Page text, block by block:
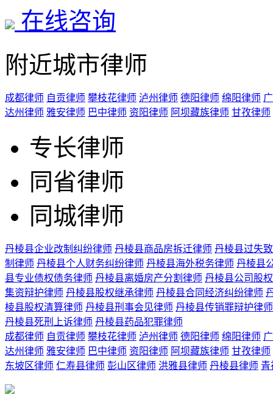
在线咨询
附近城市律师
成都律师 自贡律师 攀枝花律师 泸州律师 德阳律师 绵阳律师
达州律师 雅安律师 巴中律师 资阳律师 阿坝藏族律师 甘孜律师
专长律师
同省律师
同城律师
丹棱县企业改制纠纷律师 丹棱县商品房拆迁律师 丹棱县过失
制律师 丹棱县个人财务纠纷律师 丹棱县海外税务律师 丹棱县
县专业债权债务律师 丹棱县离婚房产分割律师 丹棱县公司股
集资辩护律师 丹棱县股权继承律师 丹棱县合同经济纠纷律师
棱县股权清算律师 丹棱县刑事会见律师 丹棱县传销罪辩护律师
丹棱县死刑上诉律师 丹棱县药品犯罪律师
成都律师 自贡律师 攀枝花律师 泸州律师 德阳律师 绵阳律师
达州律师 雅安律师 巴中律师 资阳律师 阿坝藏族律师 甘孜律师
东坡区律师 仁寿县律师 彭山区律师 洪雅县律师 丹棱县律师 青